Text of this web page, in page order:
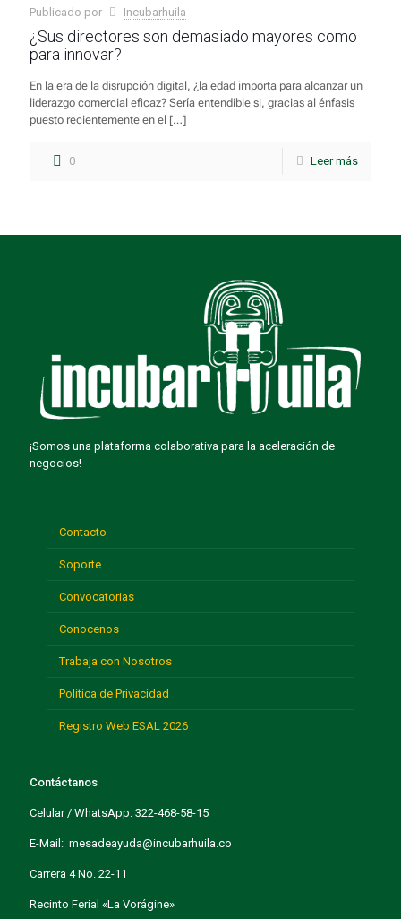
Publicado por Incubarhuila
¿Sus directores son demasiado mayores como
para innovar?
En la era de la disrupción digital, ¿la edad importa para alcanzar un
liderazgo comercial eficaz? Sería entendible si, gracias al énfasis
puesto recientemente en el […]
0 Leer más
¡Somos una plataforma colaborativa para la aceleración de
negocios!
Contacto
Soporte
Convocatorias
Conocenos
Trabaja con Nosotros
Política de Privacidad
Registro Web ESAL 2026
Contáctanos
Celular / WhatsApp: 322-468-58-15
E-Mail: mesadeayuda@incubarhuila.co
Carrera 4 No. 22-11
Recinto Ferial «La Vorágine»